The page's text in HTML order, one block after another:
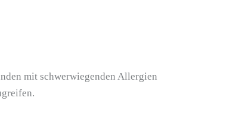
mit schwerwiegenden Allergien